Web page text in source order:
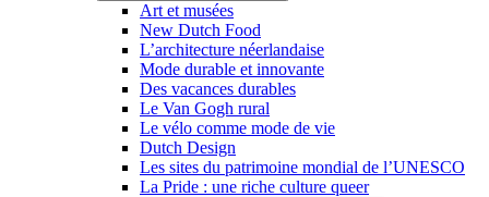
Art et musées
New Dutch Food
L’architecture néerlandaise
Mode durable et innovante
Des vacances durables
Le Van Gogh rural
Le vélo comme mode de vie
Dutch Design
Les sites du patrimoine mondial de l’UNESCO
La Pride : une riche culture queer